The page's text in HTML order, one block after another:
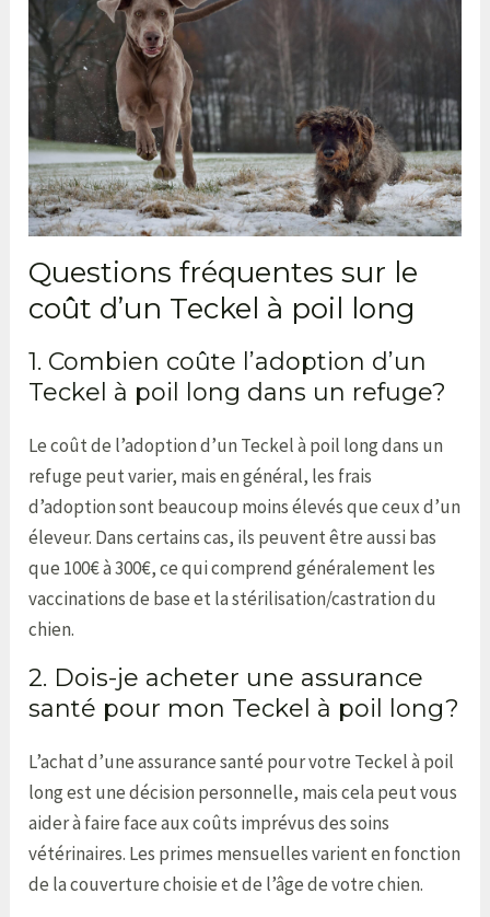
Questions fréquentes sur le
coût d’un Teckel à poil long
1. Combien coûte l’adoption d’un
Teckel à poil long dans un refuge?
Le coût de l’adoption d’un Teckel à poil long dans un
refuge peut varier, mais en général, les frais
d’adoption sont beaucoup moins élevés que ceux d’un
éleveur. Dans certains cas, ils peuvent être aussi bas
que 100€ à 300€, ce qui comprend généralement les
vaccinations de base et la stérilisation/castration du
chien.
2. Dois-je acheter une assurance
santé pour mon Teckel à poil long?
L’achat d’une assurance santé pour votre Teckel à poil
long est une décision personnelle, mais cela peut vous
aider à faire face aux coûts imprévus des soins
vétérinaires. Les primes mensuelles varient en fonction
de la couverture choisie et de l’âge de votre chien.